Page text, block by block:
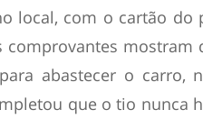
local, com o cartão do
comprovantes
abastecer o carro,
que o tio nunca